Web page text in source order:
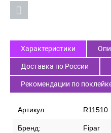
Характеристики
Доставка по России
Рекомендации по
Артикул: R11510
Бренд: Fipar